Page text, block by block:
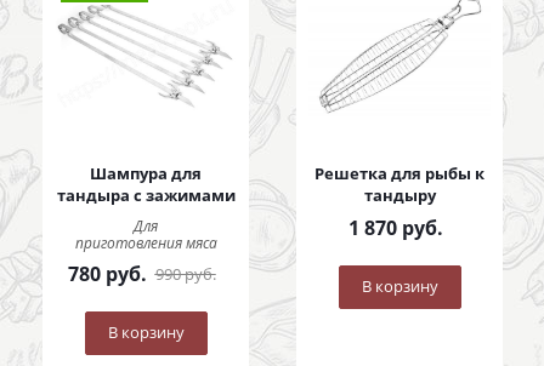
Шампура для
тандыра с зажимами
Для
приготовления мяса
780руб. 990руб.
В корзину
Решетка для рыбы к
тандыру
1 870руб.
В корзину